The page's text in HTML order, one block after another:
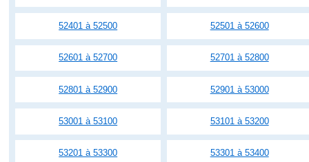
52401 à 52500 52501 à 52600
52601 à 52700 52701 à 52800
52801 à 52900 52901 à 53000
53001 à 53100 53101 à 53200
53201 à 53300 53301 à 53400